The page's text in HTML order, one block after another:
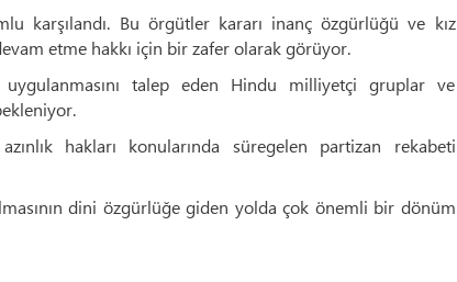
karşılandı. Bu örgütler kararı inanç özgürlüğü ve kız
etme hakkı için bir zafer olarak görüyor.
uygulanmasını talep eden Hindu milliyetçi gruplar ve
hakları konularında süregelen partizan rekabeti
dini özgürlüğe giden yolda çok önemli bir dönüm